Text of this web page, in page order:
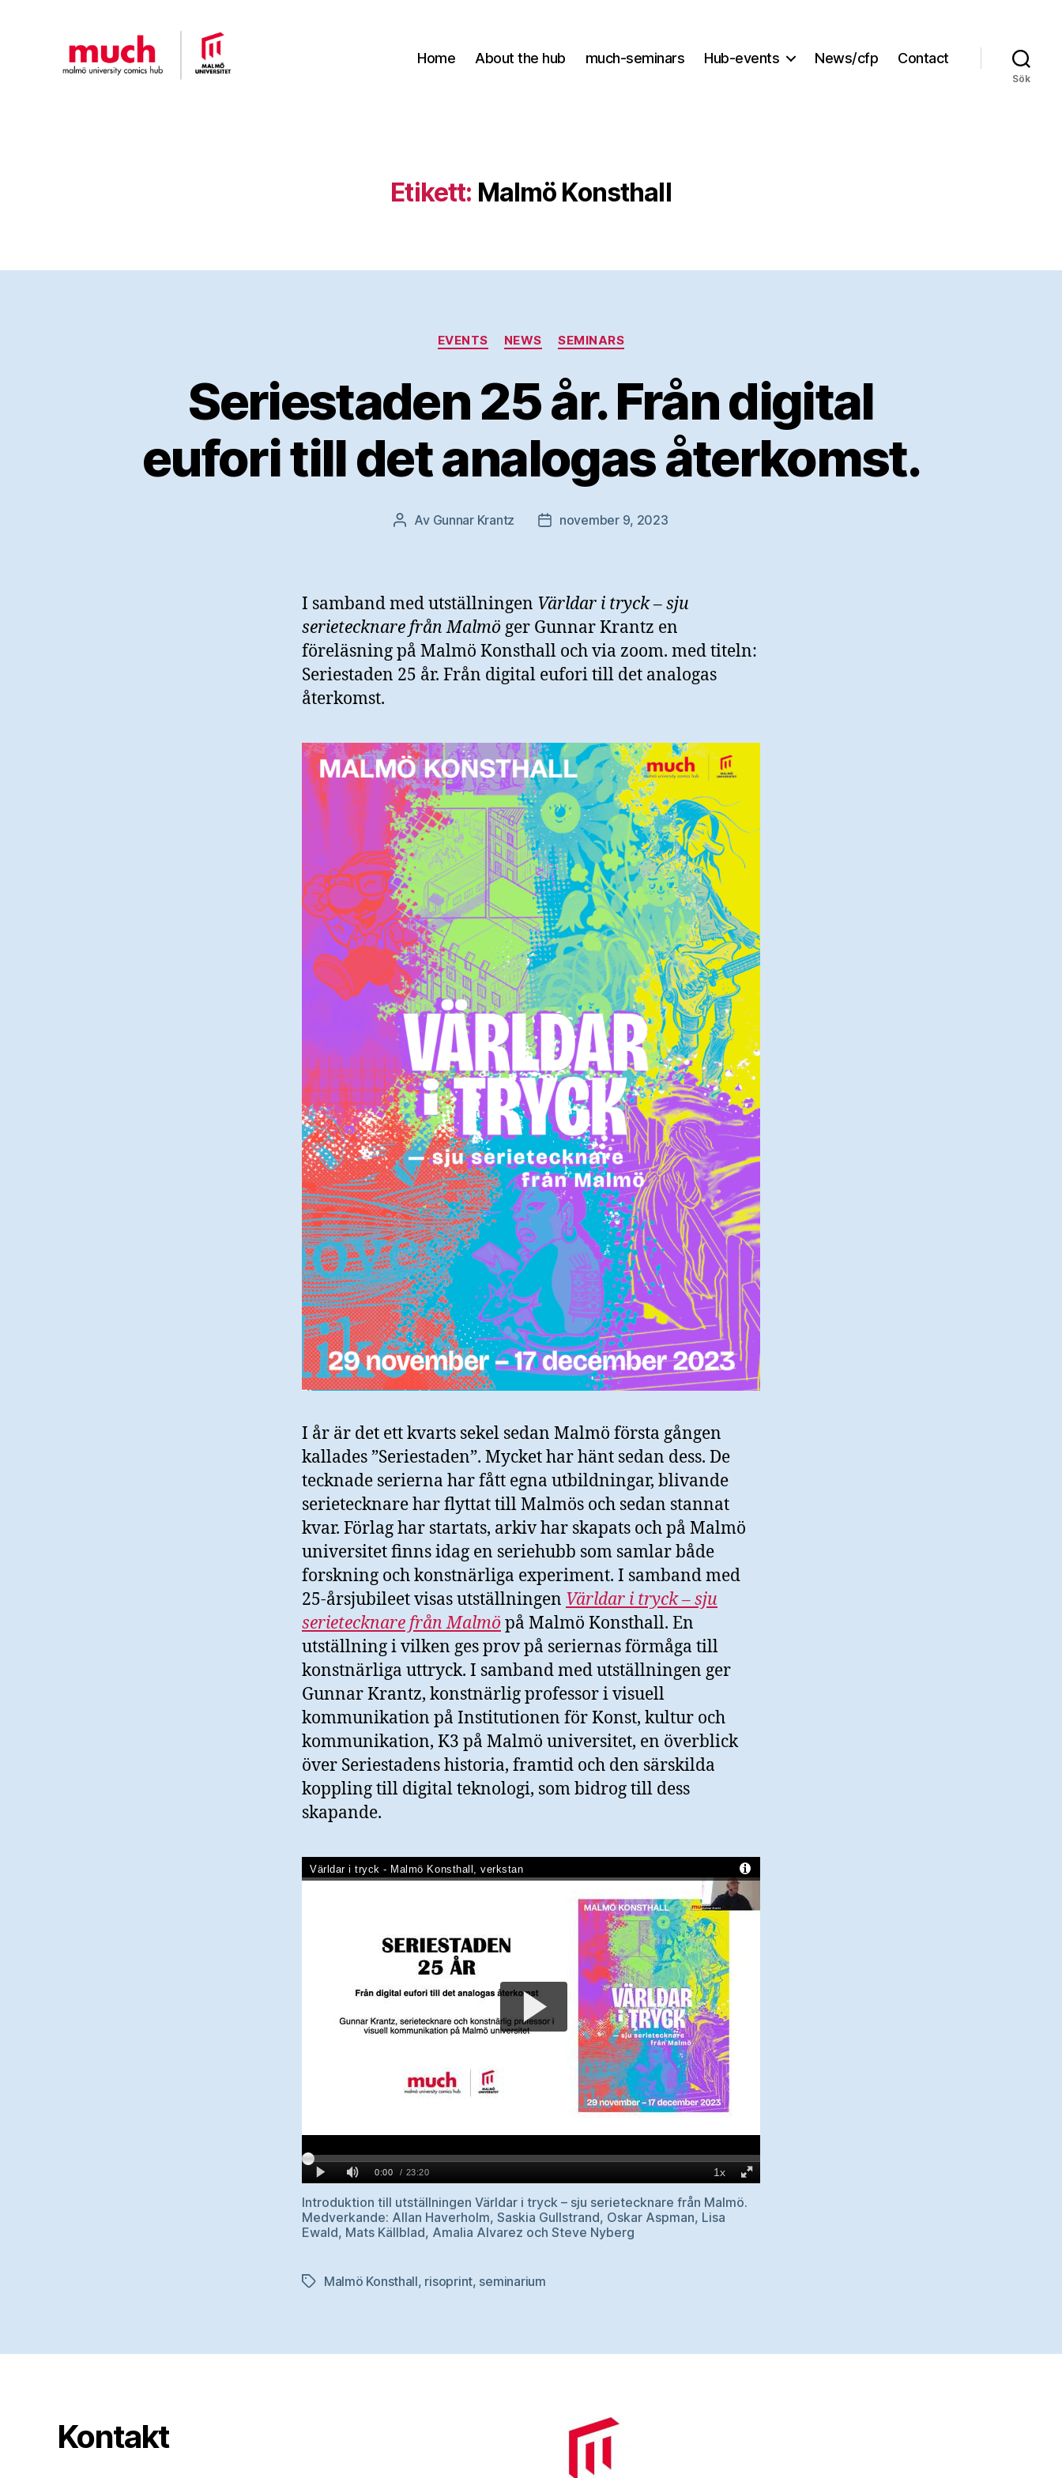
Home About the hub much-seminars Hub-events News/cfp Contact
Sök
Etikett: Malmö Konsthall
Kategorier
EVENTS NEWS SEMINARS
Seriestaden 25 år. Från digital
eufori till det analogas återkomst.
Inläggsförfattare
Av Gunnar Krantz Inläggsdatum
november 9, 2023
I samband med utställningen Världar i tryck – sju
serietecknare från Malmö ger Gunnar Krantz en
föreläsning på Malmö Konsthall och via zoom. med titeln:
Seriestaden 25 år. Från digital eufori till det analogas
återkomst.
I år är det ett kvarts sekel sedan Malmö första gången
kallades ”Seriestaden”. Mycket har hänt sedan dess. De
tecknade serierna har fått egna utbildningar, blivande
serietecknare har flyttat till Malmös och sedan stannat
kvar. Förlag har startats, arkiv har skapats och på Malmö
universitet finns idag en seriehubb som samlar både
forskning och konstnärliga experiment. I samband med
25-årsjubileet visas utställningen Världar i tryck – sju
serietecknare från Malmöpå Malmö Konsthall. En
utställning i vilken ges prov på seriernas förmåga till
konstnärliga uttryck. I samband med utställningen ger
Gunnar Krantz, konstnärlig professor i visuell
kommunikation på Institutionen för Konst, kultur och
kommunikation, K3 på Malmö universitet, en överblick
över Seriestadens historia, framtid och den särskilda
koppling till digital teknologi, som bidrog till dess
skapande.
Introduktion till utställningen Världar i tryck – sju serietecknare från Malmö.
Medverkande: Allan Haverholm, Saskia Gullstrand, Oskar Aspman, Lisa
Ewald, Mats Källblad, Amalia Alvarez och Steve Nyberg
Etiketter
Malmö Konsthall, risoprint, seminarium
Kontakt